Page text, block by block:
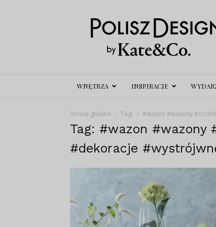
Polisz
Design
WNĘTRZA INSPIRACJE
Strona główna Tagi #wazon #wazony
Tag: #wazon #wazony
#dekoracje